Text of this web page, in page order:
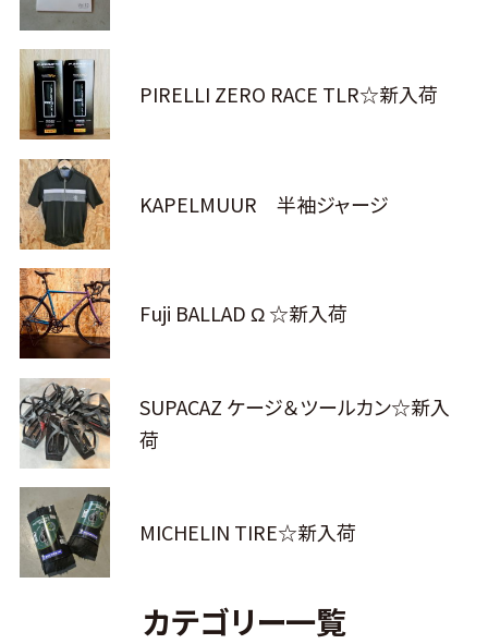
PIRELLI ZERO RACE TLR☆新入荷
KAPELMUUR 半袖ジャージ
Fuji BALLAD Ω ☆新入荷
SUPACAZ ケージ＆ツールカン☆新入
荷
MICHELIN TIRE☆新入荷
カテゴリー一覧